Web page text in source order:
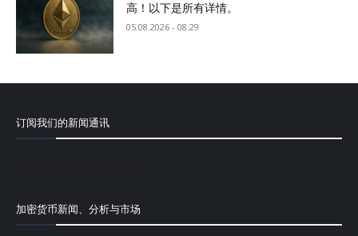
高！以下是所有详情。
05.08.2026 - 08:29
订阅我们的新闻通讯
加密货币新闻、分析与市场